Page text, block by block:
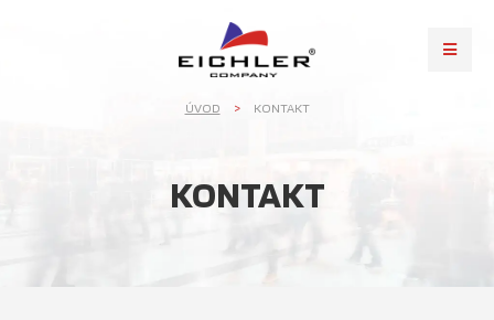
ÚVOD KONTAKT
KONTAKT